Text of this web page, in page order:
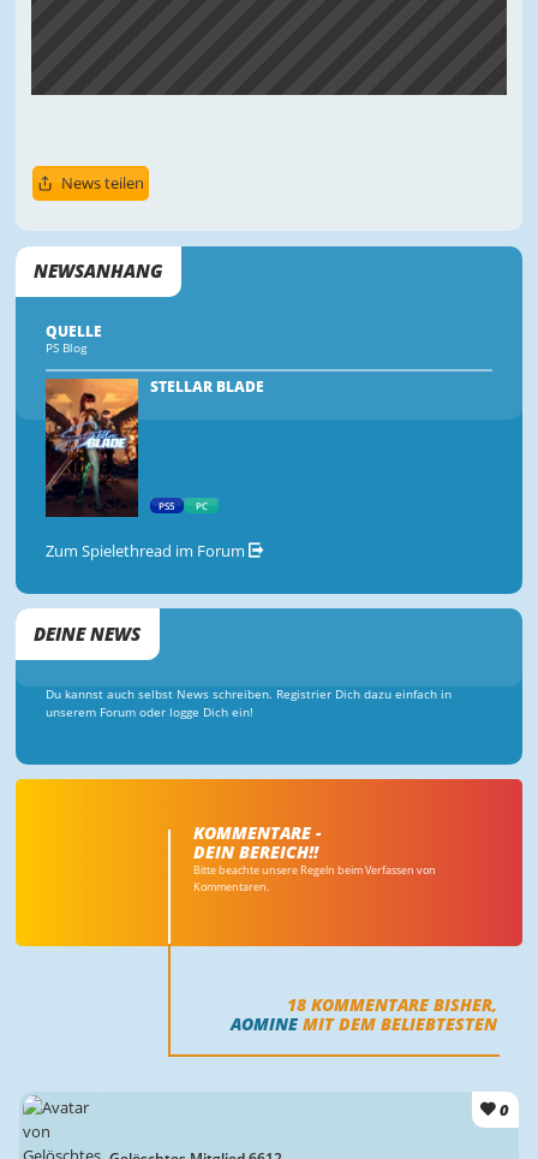
News teilen
NEWSANHANG
QUELLE
PS Blog
STELLAR BLADE
PS5 PC
Zum Spielethread im Forum
DEINE NEWS
Du kannst auch selbst News schreiben. Registrier Dich dazu einfach in
unserem Forum oder logge Dich ein!
KOMMENTARE -
DEIN BEREICH!!
Bitte beachte unsere Regeln beim Verfassen von
Kommentaren.
18 KOMMENTARE BISHER,
AOMINEMIT DEM BELIEBTESTEN
0